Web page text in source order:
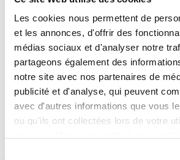
Les cookies nous permettent de
et les annonces, d'offrir des
médias sociaux et d'analyser notre
partageons également des
notre site avec nos partenaires de
publicité et d'analyse, qui peuvent
avec d'autres informations que vous
ou qu'ils ont collectées lors de votre
Gare à proximité :
Gare de Capvern-les-Bains (3 km),
Lannemezan (8 km), navettes
deux gares
Etablissement
station